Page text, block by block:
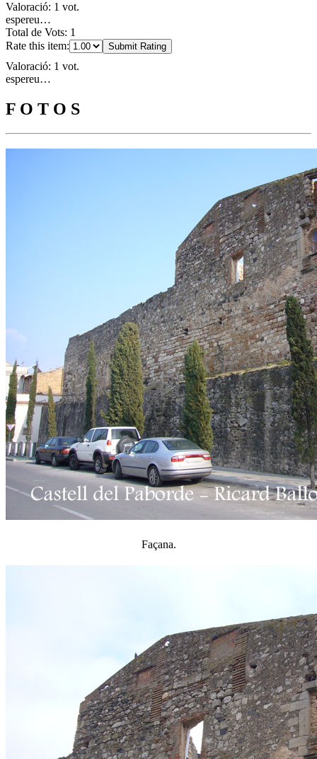
Valoració: 1 vot.
espereu…
Total de Vots: 1
Rate this item:
Submit Rating
Valoració: 1 vot.
espereu…
F O T O S
Façana.